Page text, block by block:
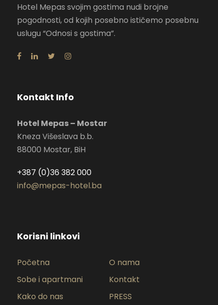
Hotel Mepas svojim gostima nudi brojne
pogodnosti, od kojih posebno ističemo posebnu
uslugu “Odnosi s gostima”.
Kontakt Info
Hotel Mepas – Mostar
Kneza Višeslava b.b.
88000 Mostar, BiH
+387 (0)36 382 000
info@mepas-hotel.ba
Korisni linkovi
Početna
O nama
Sobe i apartmani
Kontakt
Kako do nas
PRESS